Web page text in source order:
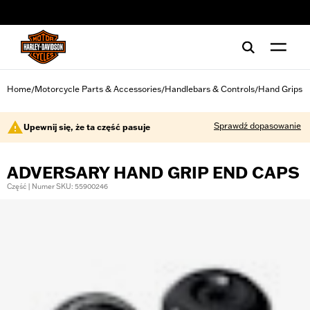
Home/Motorcycle Parts & Accessories/Handlebars & Controls/Hand Grips
Upewnij się, że ta część pasuje Sprawdź dopasowanie
ADVERSARY HAND GRIP END CAPS
Część | Numer SKU: 55900246